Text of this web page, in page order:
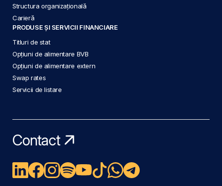
Structura organizațională
Carieră
PRODUSE ȘI SERVICII FINANCIARE
Titluri de stat
Opțiuni de alimentare BVB
Opțiuni de alimentare extern
Swap rates
Servicii de listare
Contact